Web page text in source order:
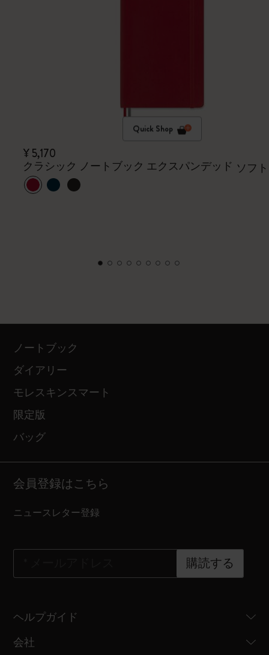
Quick Shop
¥ 5,170
クラシック ノートブック エクスパンデッド ソフ
ノートブック
ダイアリー
モレスキンスマート
限定版
バッグ
会員登録はこちら
ニュースレター登録
購読する
ヘルプガイド
会社